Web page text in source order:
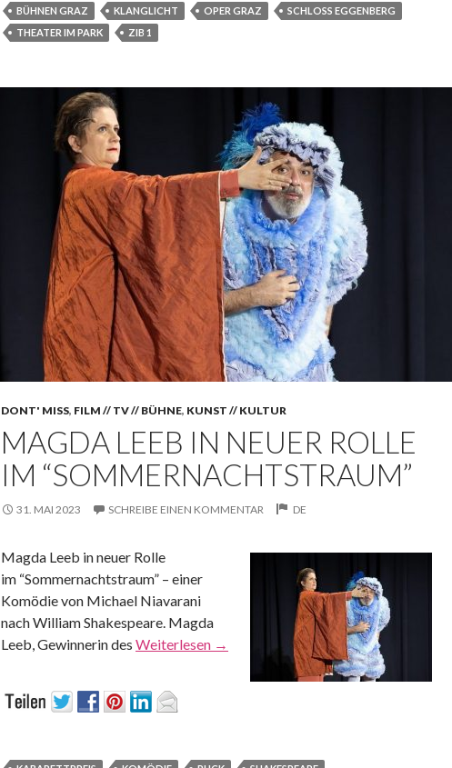
BÜHNEN GRAZ KLANGLICHT OPER GRAZ
SCHLOSS EGGENBERG
THEATER IM PARK
ZIB 1
DONT' MISS, FILM // TV // BÜHNE, KUNST // KULTUR
MAGDA LEEB IN NEUER ROLLE
IM “SOMMERNACHTSTRAUM”
31. MAI 2023 SCHREIBE EINEN KOMMENTAR DE
Magda Leeb in neuer Rolle
im “Sommernachtstraum” – einer
Komödie von Michael Niavarani
nach William Shakespeare. Magda
Leeb, Gewinnerin des Weiterlesen →